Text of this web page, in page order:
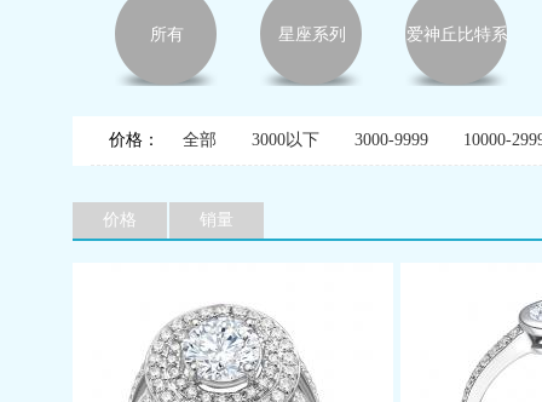
所有 星座系列 爱神丘比特系
列
价格： 全部 3000以下 3000-9999 10000-
价格 销量